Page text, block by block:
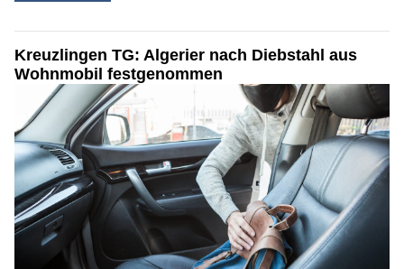
Kreuzlingen TG: Algerier nach Diebstahl aus
Wohnmobil festgenommen